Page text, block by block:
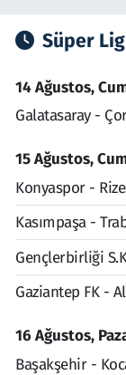
Süper
14 Ağustos,
Galatasaray -
15 Ağustos,
Konyaspor -
Kasımpaşa -
Gençlerbirliği
Gaziantep FK -
16 Ağustos,
Başakşehir -